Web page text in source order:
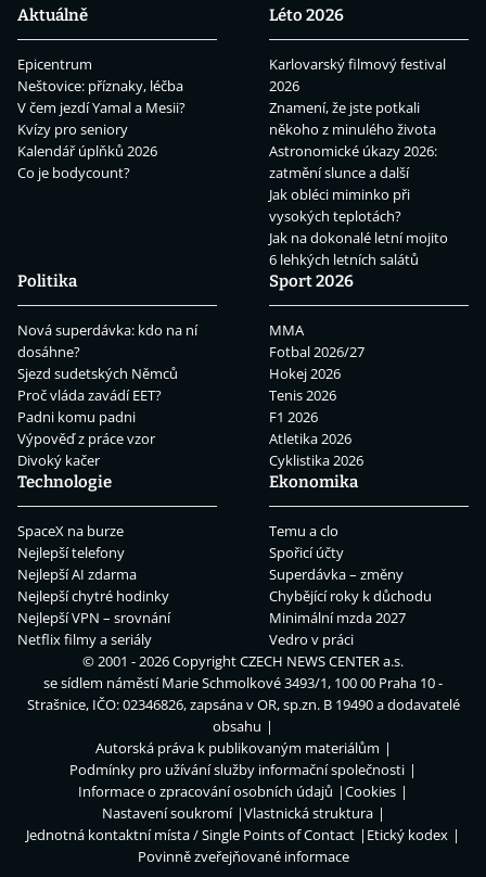
Aktuálně
Epicentrum
Neštovice: příznaky, léčba
V čem jezdí Yamal a Mesii?
Kvízy pro seniory
Kalendář úplňků 2026
Co je bodycount?
Léto 2026
Karlovarský filmový festival
2026
Znamení, že jste potkali
někoho z minulého života
Astronomické úkazy 2026:
zatmění slunce a další
Jak obléci miminko při
vysokých teplotách?
Jak na dokonalé letní mojito
6 lehkých letních salátů
Politika
Nová superdávka: kdo na ní
dosáhne?
Sjezd sudetských Němců
Proč vláda zavádí EET?
Padni komu padni
Výpověď z práce vzor
Divoký kačer
Sport 2026
MMA
Fotbal 2026/27
Hokej 2026
Tenis 2026
F1 2026
Atletika 2026
Cyklistika 2026
Technologie
SpaceX na burze
Nejlepší telefony
Nejlepší AI zdarma
Nejlepší chytré hodinky
Nejlepší VPN – srovnání
Netflix filmy a seriály
Ekonomika
Temu a clo
Spořicí účty
Superdávka – změny
Chybějící roky k důchodu
Minimální mzda 2027
Vedro v práci
© 2001 - 2026 CopyrightCZECH NEWS CENTER a.s.
se sídlem náměstí Marie Schmolkové 3493/1, 100 00 Praha 10 -
Strašnice, IČO: 02346826, zapsána v OR, sp.zn. B 19490 a dodavatelé
obsahu
Autorská práva k publikovaným materiálům
Podmínky pro užívání služby informační společnosti
Informace o zpracování osobních údajů
Cookies
Nastavení soukromí
Vlastnická struktura
Jednotná kontaktní místa / Single Points of Contact
Etický kodex
Povinně zveřejňované informace